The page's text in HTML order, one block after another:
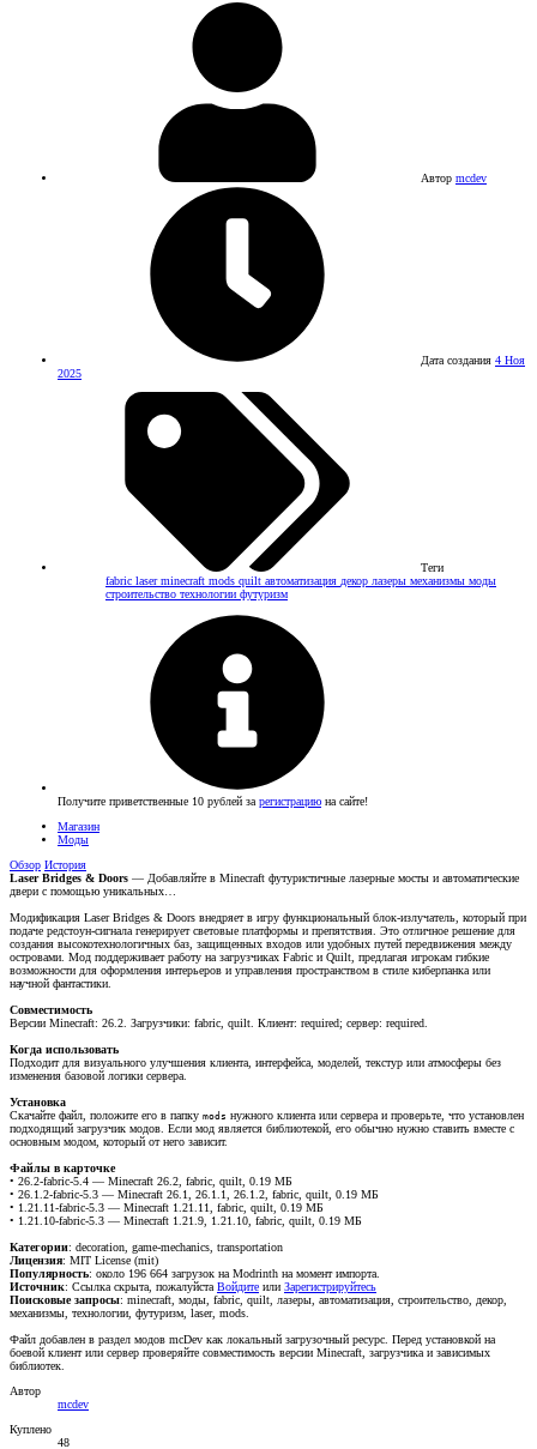
Автор mcdev
Дата создания 4 Ноя
2025
Теги
fabric laserminecraft mods quilt автоматизация декор лазеры механизмы моды
строительство технологии футуризм
Получите приветственные 10 рублей за регистрацию на сайте!
Магазин
Моды
Обзор История
Laser Bridges & Doors — Добавляйте в Minecraft футуристичные лазерные мосты и автоматические
двери с помощью уникальных…
Модификация Laser Bridges & Doors внедряет в игру функциональный блок-излучатель, который при
подаче редстоун-сигнала генерирует световые платформы и препятствия. Это отличное решение для
создания высокотехнологичных баз, защищенных входов или удобных путей передвижения между
островами. Мод поддерживает работу на загрузчиках Fabric и Quilt, предлагая игрокам гибкие
возможности для оформления интерьеров и управления пространством в стиле киберпанка или
научной фантастики.
Совместимость
Версии Minecraft: 26.2. Загрузчики: fabric, quilt. Клиент: required; сервер: required.
Когда использовать
Подходит для визуального улучшения клиента, интерфейса, моделей, текстур или атмосферы без
изменения базовой логики сервера.
Установка
Скачайте файл, положите его в папку mods нужного клиента или сервера и проверьте, что установлен
подходящий загрузчик модов. Если мод является библиотекой, его обычно нужно ставить вместе с
основным модом, который от него зависит.
Файлы в карточке
• 26.2-fabric-5.4 — Minecraft 26.2, fabric, quilt, 0.19 МБ
• 26.1.2-fabric-5.3 — Minecraft 26.1, 26.1.1, 26.1.2, fabric, quilt, 0.19 МБ
• 1.21.11-fabric-5.3 — Minecraft 1.21.11, fabric, quilt, 0.19 МБ
• 1.21.10-fabric-5.3 — Minecraft 1.21.9, 1.21.10, fabric, quilt, 0.19 МБ
Категории: decoration, game-mechanics, transportation
Лицензия: MIT License (mit)
Популярность: около 196 664 загрузок на Modrinth на момент импорта.
Источник: Ссылка скрыта, пожалуйста Войдите или Зарегистрируйтесь
Поисковые запросы: minecraft, моды, fabric, quilt, лазеры, автоматизация, строительство, декор,
механизмы, технологии, футуризм, laser, mods.
Файл добавлен в раздел модов mcDev как локальный загрузочный ресурс. Перед установкой на
боевой клиент или сервер проверяйте совместимость версии Minecraft, загрузчика и зависимых
библиотек.
Автор
mcdev
Куплено
48